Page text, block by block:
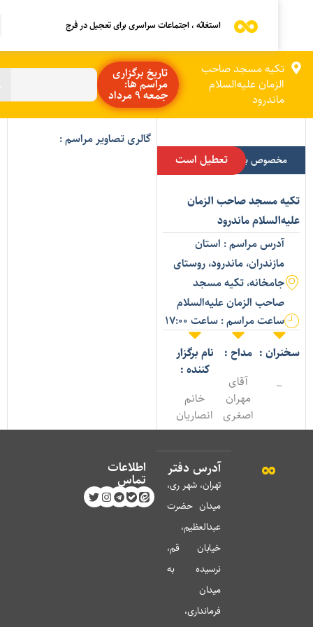
استغاثه ، اجتماعات سراسری برای تعجیل در فرج
تکیه مسجد صاحب
الزمان علیه‌السلام
ماندرود
تاریخ برگزاری
مراسم ها:
جمعه 9 مرداد
مخصوص بانوانتعطیل است
مسجد صاحب الزمان
ماندرود
آدرس مراسم : استان
مازندران، ماندرود، روستای
جامخانه، تکیه مسجد
صاحب الزمان علیه‌السلام
ساعت مراسم : ساعت 17:00
: مداح :
آقای
مهران
اصغری
نام برگزار
کننده :
خانم
انصاریان
گالری تصاویر مراسم :
آدرس دفتر
تهران، شهر ری،
میدان حضرت
عبدالعظیم،
خیابان قم،
نرسیده به
میدان
فرمانداری،
اطلاعات
تماس